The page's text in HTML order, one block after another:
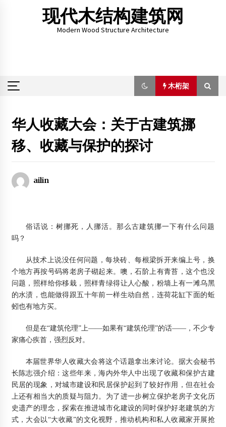
现代木结构建筑网
Modern Wood Structure Architecture
木桁架
专家为木结构建筑产业开“药方”
2015年10月5日
人造板今后规范使用“绿色标签”
2013年6月7日
美国拟对中国胶合板双反征收重税
【专业】木屋设计施工中值得重视的问题
2012年4月22日
木结构建筑复苏应重视几个问题
维德中国住宅产业化材料应用研讨会顺利召开
2016年9月9日
由日本地震看新材料：新材料之高性能特种纤维——碳纤
维
2013年10月30日
一带一路架金桥 五洲汇聚大舞台
2015年6月8日
华人收藏大会：关于古建筑挪
移、收藏与保护的探讨
ailin
俗话说：树挪死，人挪活。那么古建筑挪一下有什么问题
吗？
从技术上说没任何问题，每块砖、每根梁拆开来编上号，换
个地方再按号码将老房子砌起来。噢，石阶上有青苔，这个也没
问题，照样给你移栽，照样青绿得让人心酸，粉墙上有一滩乌黑
的水渍，也能做得跟五十年前一样生动自然，连荷花缸下面的蚯
蚓也有地方买。
但是在“建筑伦理”上——如果有“建筑伦理”的话——，不少专
家痛心疾首，强烈反对。
本届世界华人收藏大会将这个话题拿出来讨论。据大会秘书
长陈志强介绍：这些年来，海内外华人中出现了收藏和保护古建
民居的现象，对城市建设和民居保护起到了较好作用，但在社会
上还有相当大的质疑与阻力。为了进一步树立保护老房子文化历
史遗产的理念，探索在推进城市化建设的同时保护好老建筑的方
式，大会以“大收藏”的文化视野，推动机构和私人收藏家开展抢